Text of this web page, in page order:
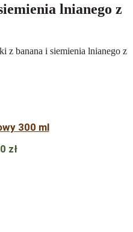
lnianego z
z banana i siemienia lnianego z
300 ml
zł